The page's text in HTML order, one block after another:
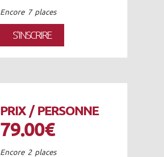
Encore 7 places
S'INSCRIRE
PRIX / PERSONNE
79.00€
Encore 2 places